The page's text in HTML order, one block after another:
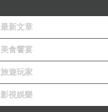
響品質 住葉子區的房間也已
下躲太陽~
3點左右 正是酷熱的陽光~
最新文章
美食饗宴
旅遊玩家
影視娛樂